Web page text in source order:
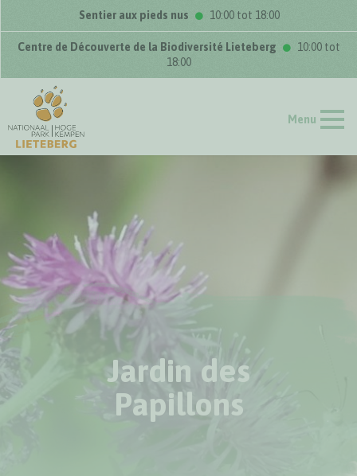
Sentier aux pieds nus 10:00 tot 18:00
Centre de Découverte de la Biodiversité Lieteberg
10:00 tot
18:00
Menu
Jardin des
Papillons